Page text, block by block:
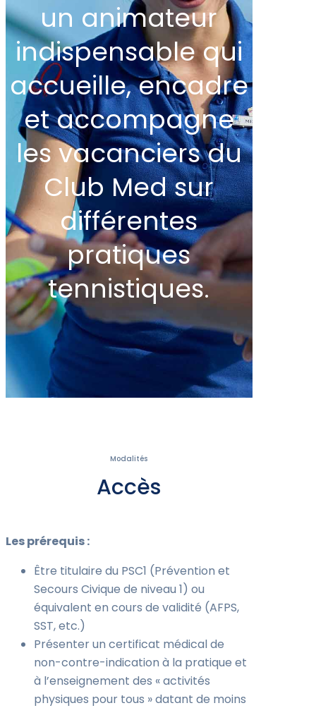
un animateur
indispensable qui
accueille, encadre
et accompagne
les vacanciers du
Club Med sur
différentes
pratiques
tennistiques.
Modalités
Accès
Les prérequis :
Être titulaire du PSC1 (Prévention et
Secours Civique de niveau 1) ou
équivalent en cours de validité (AFPS,
SST, etc.)
Présenter un certificat médical de
non-contre-indication à la pratique et
à l’enseignement des « activités
physiques pour tous » datant de moins